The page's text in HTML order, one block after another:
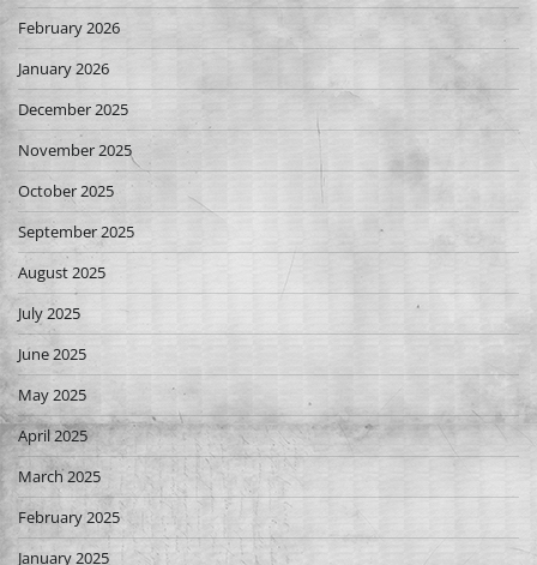
February 2026
January 2026
December 2025
November 2025
October 2025
September 2025
August 2025
July 2025
June 2025
May 2025
April 2025
March 2025
February 2025
January 2025